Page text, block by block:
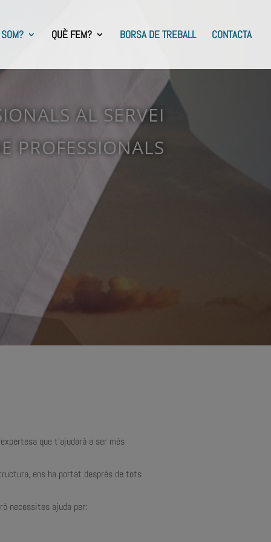
QUÈ FEM? BORSA DE TREBALL CONTACTA
AL SERVEI
PROFESSIONALS
que t’ajudarà a ser més
ens ha portat després de tots
necessites ajuda per: